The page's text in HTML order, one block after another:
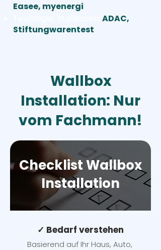
Easee, myenergi
ADAC,
Stiftungwarentest
Wallbox
Installation: Nur
vom Fachmann!
Checklist Wallbox
Installation
✓ Bedarf verstehen
Basierend auf Ihr Haus, Auto,